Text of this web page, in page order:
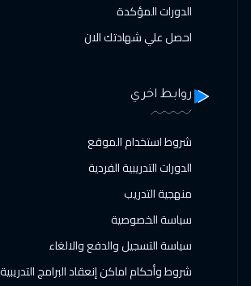
الدورات المؤكدة
احصل علي شهادتك الان
روابط اخري
شروط استخدام الموقع
الدورات التدريبية الفردية
منهجية التدريب
سياسة الخصوصية
سياسة التسجيل والدفع والالغاء
شروط وأحكام اماكن إنعقاد البرامج التدريبية